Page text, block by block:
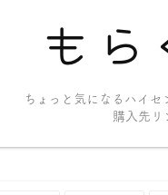
もら
ちょっと気になるハイ
購入先リ